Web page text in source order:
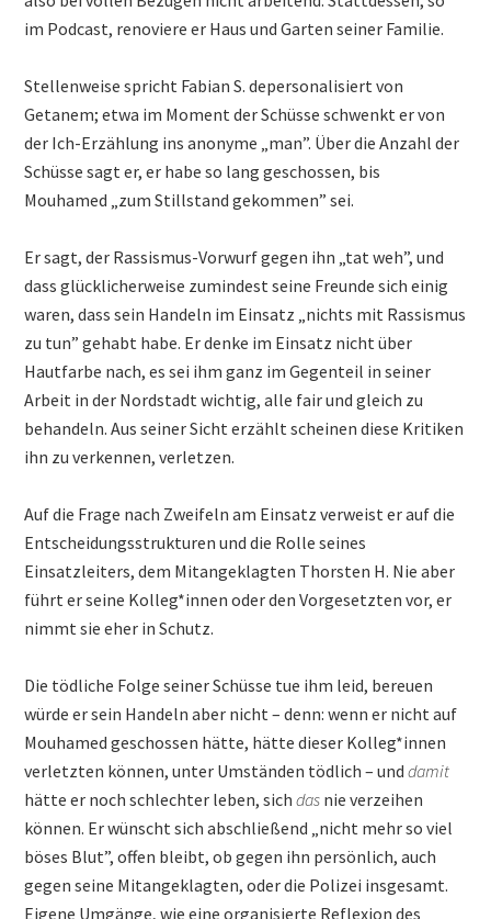
im Podcast, renoviere er Haus und Garten seiner Familie.
Stellenweise spricht Fabian S. depersonalisiert von
Getanem; etwa im Moment der Schüsse schwenkt er von
der Ich-Erzählung ins anonyme „man”. Über die Anzahl der
Schüsse sagt er, er habe so lang geschossen, bis
Mouhamed „zum Stillstand gekommen” sei.
Er sagt, der Rassismus-Vorwurf gegen ihn „tat weh”, und
dass glücklicherweise zumindest seine Freunde sich einig
waren, dass sein Handeln im Einsatz „nichts mit Rassismus
zu tun” gehabt habe. Er denke im Einsatz nicht über
Hautfarbe nach, es sei ihm ganz im Gegenteil in seiner
Arbeit in der Nordstadt wichtig, alle fair und gleich zu
behandeln. Aus seiner Sicht erzählt scheinen diese Kritiken
ihn zu verkennen, verletzen.
Auf die Frage nach Zweifeln am Einsatz verweist er auf die
Entscheidungsstrukturen und die Rolle seines
Einsatzleiters, dem Mitangeklagten Thorsten H. Nie aber
führt er seine Kolleg*innen oder den Vorgesetzten vor, er
nimmt sie eher in Schutz.
Die tödliche Folge seiner Schüsse tue ihm leid, bereuen
würde er sein Handeln aber nicht – denn: wenn er nicht auf
Mouhamed geschossen hätte, hätte dieser Kolleg*innen
verletzten können, unter Umständen tödlich – unddamit
hätte er noch schlechter leben, sichdas nie verzeihen
können. Er wünscht sich abschließend „nicht mehr so viel
böses Blut”, offen bleibt, ob gegen ihn persönlich, auch
gegen seine Mitangeklagten, oder die Polizei insgesamt.
Eigene Umgänge, wie eine organisierte Reflexion des